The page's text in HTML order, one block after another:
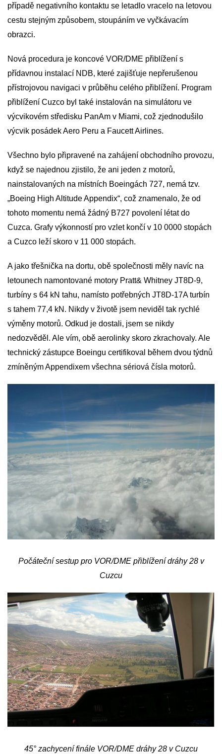
případě negativního kontaktu se letadlo vracelo na letovou
cestu stejným způsobem, stoupáním ve vyčkávacím
obrazci.
Nová procedura je koncové VOR/DME přiblížení s
přídavnou instalací NDB, které zajišťuje nepřerušenou
přístrojovou navigaci v průběhu celého přiblížení. Program
přiblížení Cuzco byl také instalován na simulátoru ve
výcvikovém středisku PanAm v Miami, což zjednodušilo
výcvik posádek Aero Peru a Faucett Airlines.
Všechno bylo připravené na zahájení obchodního provozu,
když se najednou zjistilo, že ani jeden z motorů,
nainstalovaných na místních Boeingách 727, nemá tzv.
„Boeing High Altitude Appendix“, což znamenalo, že od
tohoto momentu nemá žádný B727 povolení létat do
Cuzca. Grafy výkonností pro vzlet končí v 10 0000 stopách
a Cuzco leží skoro v 11 000 stopách.
A jako třešnička na dortu, obě společnosti měly navíc na
letounech namontované motory Pratt& Whitney JT8D-9,
turbíny s 64 kN tahu, namísto potřebných JT8D-17A turbín
s tahem 77,4 kN. Nikdy v životě jsem neviděl tak rychlé
výměny motorů. Odkud je dostali, jsem se nikdy
nedozvěděl. Ale vím, obě aerolinky skoro zkrachovaly. Ale
technický zástupce Boeingu certifikoval během dvou týdnů
zmíněným Appendixem všechna sériová čísla motorů.
Počáteční sestup pro VOR/DME přiblížení dráhy 28 v
Cuzcu
45° zachycení finále VOR/DME dráhy 28 v Cuzcu